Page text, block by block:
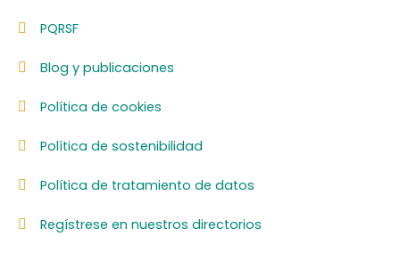
PQRSF
Blog y publicaciones
Política de cookies
Política de sostenibilidad
Política de tratamiento de datos
Regístrese en nuestros directorios